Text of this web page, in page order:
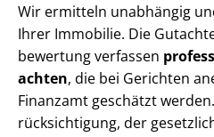
Wir ermitteln unabhängig
Ihrer Immobilie. Die
be­wer­tung verfassen
ach­ten, die bei Gerichten
Finanzamt geschätzt
rück­sich­ti­gung, der